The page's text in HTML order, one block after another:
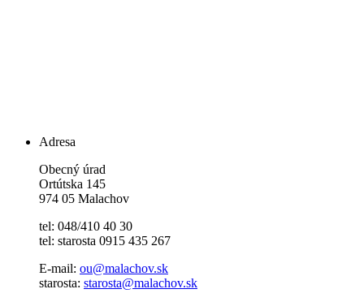
Adresa
Obecný úrad
Ortútska 145
974 05 Malachov
tel: 048/410 40 30
tel: starosta 0915 435 267
E-mail: ou@malachov.sk
starosta: starosta@malachov.sk